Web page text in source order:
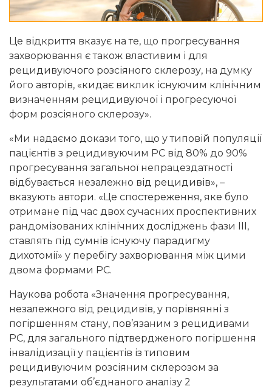
Це відкриття вказує на те, що прогресування
захворювання є також властивим і для
рецидивуючого розсіяного склерозу, на думку
його авторів, «кидає виклик існуючим клінічним
визначенням рецидивуючої і прогресуючої
форм розсіяного склерозу».
«Ми надаємо докази того, що у типовій популяції
пацієнтів з рецидивуючим РС від 80% до 90%
прогресування загальної непрацездатності
відбувається незалежно від рецидивів», –
вказують автори. «Це спостереження, яке було
отримане під час двох сучасних проспективних
рандомізованих клінічних досліджень фази III,
ставлять під сумнів існуючу парадигму
дихотомії» у перебігу захворювання між цими
двома формами РС.
Наукова робота «Значення прогресування,
незалежного від рецидивів, у порівнянні з
погіршенням стану, пов’язаним з рецидивами
РС, для загального підтвердженого погіршення
інвалідизації у пацієнтів із типовим
рецидивуючим розсіяним склерозом за
результатами об’єднаного аналізу 2